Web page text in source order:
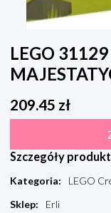
LEGO
209.45 zł
Szczegóły
Kategoria:
LEGO
Sklep:
Erli